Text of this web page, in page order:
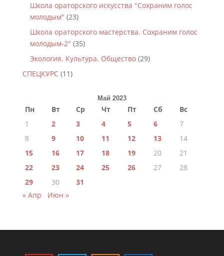
Школа ораторского искусства "Сохраним голос
молодым" (23)
Школа ораторского мастерства. Сохраним голос
молодым-2" (35)
Экология. Культура. Общество(29)
СПЕЦКУРС(11)
Май 2023
Пн Вт Ср Чт Пт Сб
Вс
1
2 3 4 5 6
7
8
9 10 11 12 13
14
15
16 17 18 19 20
21
22
23 24 25 26 27
28
29
30
31
« Апр
Июн »